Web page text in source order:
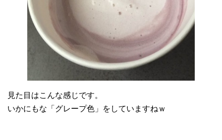
見た目はこんな感じです。
いかにもな「グレープ色」をしていますねｗ